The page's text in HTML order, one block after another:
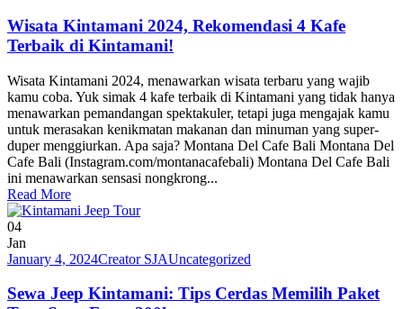
Wisata Kintamani 2024, Rekomendasi 4 Kafe
Terbaik di Kintamani!
Wisata Kintamani 2024, menawarkan wisata terbaru yang wajib
kamu coba. Yuk simak 4 kafe terbaik di Kintamani yang tidak hanya
menawarkan pemandangan spektakuler, tetapi juga mengajak kamu
untuk merasakan kenikmatan makanan dan minuman yang super-
duper menggiurkan. Apa saja? Montana Del Cafe Bali Montana Del
Cafe Bali (Instagram.com/montanacafebali) Montana Del Cafe Bali
ini menawarkan sensasi nongkrong...
Read More
04
Jan
January 4, 2024Creator SJAUncategorized
Sewa Jeep Kintamani: Tips Cerdas Memilih Paket